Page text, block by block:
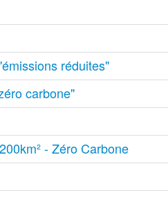
réduites"
carbone"
- Zéro Carbone